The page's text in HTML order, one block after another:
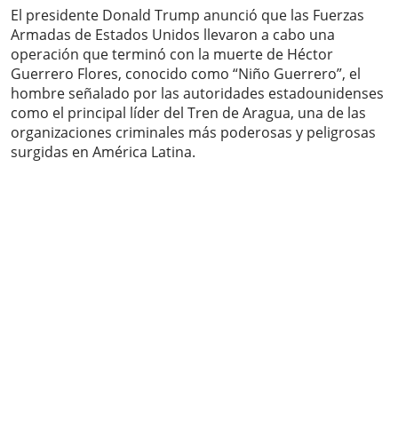
El presidente Donald Trump anunció que las Fuerzas
Armadas de Estados Unidos llevaron a cabo una
operación que terminó con la muerte de Héctor
Guerrero Flores, conocido como “Niño Guerrero”, el
hombre señalado por las autoridades estadounidenses
como el principal líder del Tren de Aragua, una de las
organizaciones criminales más poderosas y peligrosas
surgidas en América Latina.